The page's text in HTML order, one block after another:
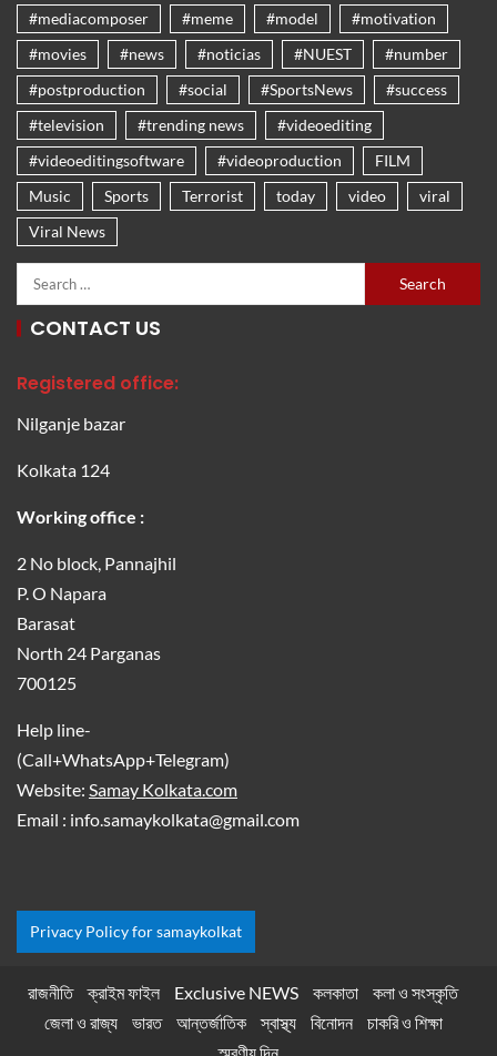
#mediacomposer
#meme #model
#motivation
#movies
#news #noticias #NUEST
#number
#postproduction
#social #SportsNews
#success
#television
#trending news
#videoediting
#videoeditingsoftware
#videoproduction
FILM
Music
Sports Terrorist today video
viral
Viral News
CONTACT US
Registered office:
Nilganje bazar
Kolkata 124
Working office :
2 No block, Pannajhil
P. O Napara
Barasat
North 24 Parganas
700125
Help line-
(Call+WhatsApp+Telegram)
Website: Samay Kolkata.com
Email : info.samaykolkata@gmail.com
Privacy Policy for samaykolkat
রাজনীতি ক্রাইম ফাইল Exclusive NEWS কলকাতা
কলা ও সংস্কৃতি
জেলা ও রাজ্য
ভারত আন্তর্জাতিক স্বাস্থ্য বিনোদন
চাকরি ও শিক্ষা